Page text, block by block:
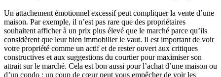
Un attachement émotionnel excessif peut compliquer la vente d’une
maison. Par exemple, il n’est pas rare que des propriétaires
souhaitent afficher à un prix plus élevé que le marché parce qu’ils
considèrent que leur bien immobilier le vaut. Il est important de voir
votre propriété comme un actif et de rester ouvert aux critiques
constructives et aux suggestions du courtier pour maximiser son
attrait sur le marché. Cela est bon aussi pour l’achat d’une maison ou
d’un condo : un coup de cœur peut vous empêcher de voir les